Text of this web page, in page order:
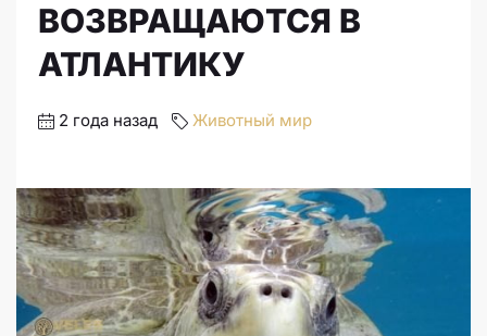
ВОЗВРАЩАЮТСЯ В
АТЛАНТИКУ
2 года назад Животный мир